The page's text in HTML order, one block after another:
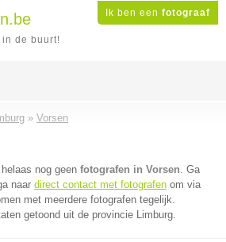
Ik ben een fotograaf
de buurt!
» Vorsen
nog geen fotografen in Vorsen. Ga
naar direct contact met fotografen om via
met meerdere fotografen tegelijk.
getoond uit de provincie Limburg.